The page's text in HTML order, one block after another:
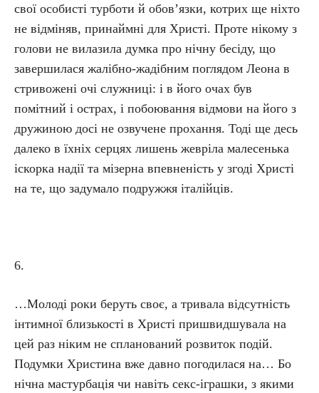
свої особисті турботи й обов’язки, котрих ще ніхто
не відміняв, принаймні для Христі. Проте нікому з
голови не вилазила думка про нічну бесіду, що
завершилася жалібно-жадібним поглядом Леона в
стривожені очі служниці: і в його очах був
помітний і острах, і побоювання відмови на його з
дружиною досі не озвучене прохання. Тоді ще десь
далеко в їхніх серцях лишень жевріла малесенька
іскорка надії та мізерна впевненість у згоді Христі
на те, що задумало подружжя італійців.
6.
…Молоді роки беруть своє, а тривала відсутність
інтимної близькості в Христі пришвидшувала на
цей раз ніким не спланований розвиток подій.
Подумки Христина вже давно погодилася на… Бо
нічна мастурбація чи навіть секс-іграшки, з якими